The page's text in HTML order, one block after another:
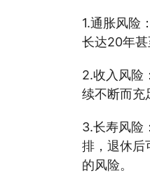
1.通胀风险
长达20年甚
2.收入风险
续不断而充
3.长寿风险
排，退休后
的风险。